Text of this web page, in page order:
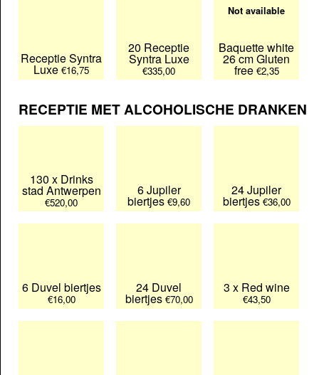
Receptie Syntra
Luxe €16,75
20 Receptie
Syntra Luxe
€335,00
Baquette white
26 cm Gluten
free €2,35
Not available
RECEPTIE MET ALCOHOLISCHE DRANKEN
130 x Drinks
stad Antwerpen
€520,00
6 Jupiler
biertjes €9,60
24 Jupiler
biertjes€36,00
6 Duvel biertjes
€16,00
24 Duvel
biertjes €70,00
3 x Red wine
€43,50